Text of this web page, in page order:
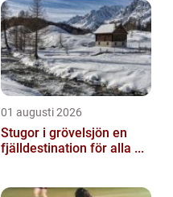
01 augusti 2026
Stugor i grövelsjön en
fjälldestination för alla ...